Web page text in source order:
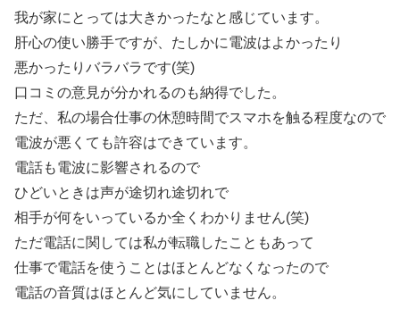
我が家にとっては大きかったなと感じています。
肝心の使い勝手ですが、たしかに電波はよかったり
悪かったりバラバラです(笑)
口コミの意見が分かれるのも納得でした。
ただ、私の場合仕事の休憩時間でスマホを触る程度なので
電波が悪くても許容はできています。
電話も電波に影響されるので
ひどいときは声が途切れ途切れで
相手が何をいっているか全くわかりません(笑)
ただ電話に関しては私が転職したこともあって
仕事で電話を使うことはほとんどなくなったので
電話の音質はほとんど気にしていません。